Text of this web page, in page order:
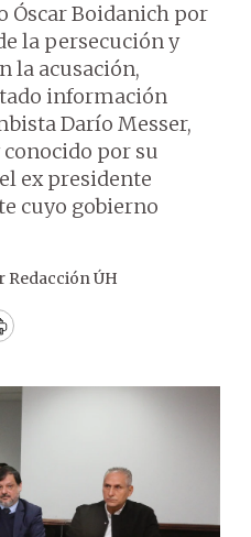
Óscar Boidanich por
la persecución y
la acusación,
información
Darío Messer,
por su
ex presidente
cuyo gobierno
Redacción ÚH